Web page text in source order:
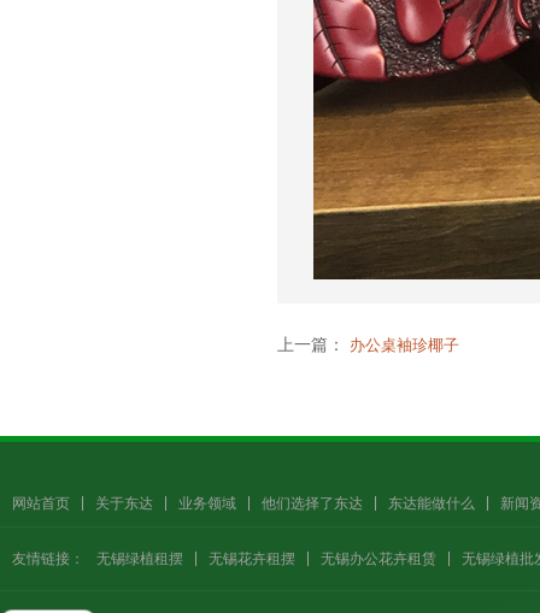
上一篇： 办公桌袖珍椰子
网站首页 关于东达 业务领域 他们选择了东达 东达能做什么 新闻
友情链接： 无锡绿植租摆 无锡花卉租摆 无锡办公花卉租赁 无锡绿植批